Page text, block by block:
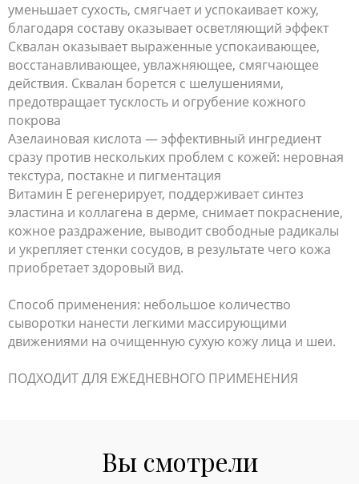
уменьшает сухость, смягчает и успокаивает кожу,
благодаря составу оказывает осветляющий эффект
Сквалан оказывает выраженные успокаивающее,
восстанавливающее, увлажняющее, смягчающее
действия. Сквалан борется с шелушениями,
предотвращает тусклость и огрубение кожного
покрова
Азелаиновая кислота —эффективный ингредиент
сразу против нескольких проблем с кожей: неровная
текстура, постакне и пигментация
Витамин Е регенерирует, поддерживает синтез
эластина и коллагена в дерме, снимает покраснение,
кожное раздражение, выводит свободные радикалы
и укрепляет стенки сосудов, в результате чего кожа
приобретает здоровый вид.
Способ применения: небольшое количество
сыворотки нанести легкими массирующими
движениями на очищенную сухую кожу лица и шеи.
ПОДХОДИТ ДЛЯ ЕЖЕДНЕВНОГО ПРИМЕНЕНИЯ
Вы смотрели